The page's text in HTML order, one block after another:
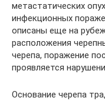
метастатических
инфекционных
описаны еще на
расположения
черепа, поражение
проявляется
Основание черепа